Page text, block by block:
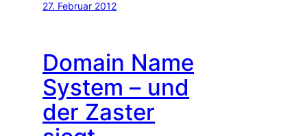
27. Februar 2012
Domain Name
System – und
der Zaster